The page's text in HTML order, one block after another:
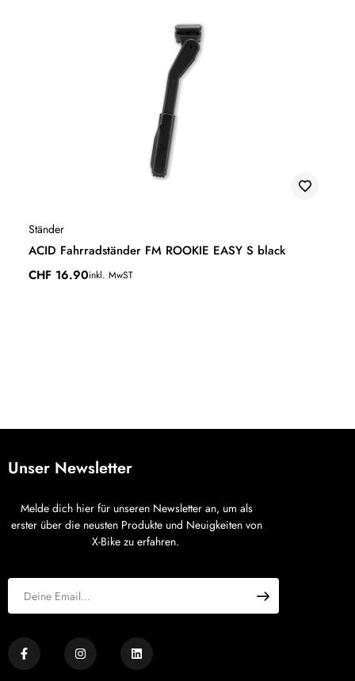
Ständer
ACID Fahrradständer FM ROOKIE EASY S black
CHF 16.90inkl. MwST
Unser Newsletter
Melde dich hier für unseren Newsletter an, um als
erster über die neusten Produkte und Neuigkeiten von
X-Bike zu erfahren.